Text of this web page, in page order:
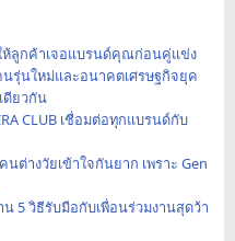
ให้ลูกค้าเจอแบรนด์คุณก่อนคู่แข่ง
นรุ่นใหม่และอนาคตเศรษฐกิจยุค
ดียวกัน
CLUB เชื่อมต่อทุกแบรนด์กับ
นต่างวัยเข้าใจกันยาก เพราะ Gen
5 วิธีรับมือกับเพื่อนร่วมงานสุดว้า